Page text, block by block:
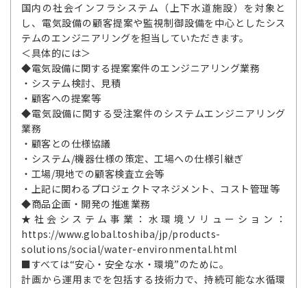
国内の社会インフラシステム（上下水道施設）を対象と
し、電気設備の顧客提案や監視制御設備を中心としたシス
テムのエンジニアリングを担当していただきます。
＜具体的には＞
◆電気設備に関する提案案件のエンジニアリング業務
・システム検討、見積
・顧客への提案等
◆電気設備に関する受注案件のシステムエンジニアリング
業務
・顧客との仕様協議
・システム/機器仕様の策定、工場への仕様引継ぎ
・工場/現地での顧客検査立会等
・上記に関わるプロジェクトマネジメント、コスト管理等
◆商品企画・開発の推進業務
★社会システム事業：水環境ソリューション：
https://www.global.toshiba/jp/products-
solutions/social/water-environmental.html
■すべては“安心・安全な水・環境”のために。
計画から運用までを包括する技術力で、持続可能な水循環